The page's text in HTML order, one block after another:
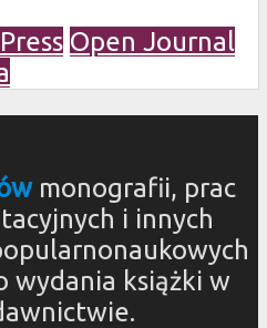
Open Journal
monografii, prac
i innych
wydania książki w